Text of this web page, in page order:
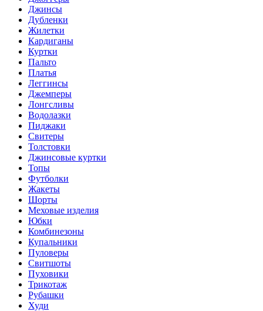
Джинсы
Дубленки
Жилетки
Кардиганы
Куртки
Пальто
Платья
Леггинсы
Джемперы
Лонгсливы
Водолазки
Пиджаки
Свитеры
Толстовки
Джинсовые куртки
Топы
Футболки
Жакеты
Шорты
Меховые изделия
Юбки
Комбинезоны
Купальники
Пуловеры
Свитшоты
Пуховики
Трикотаж
Рубашки
Худи